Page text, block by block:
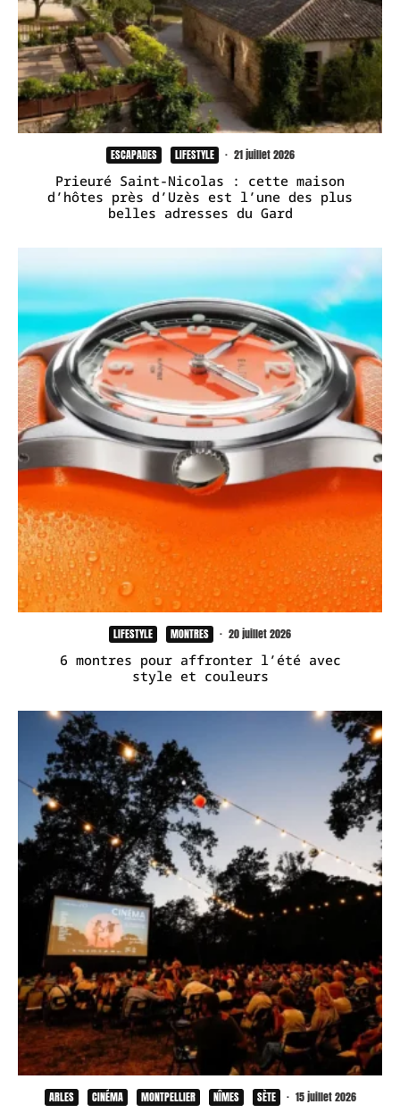
ESCAPADES LIFESTYLE · 21 juillet 2026
Prieuré Saint-Nicolas : cette maison
d’hôtes près d’Uzès est l’une des plus
belles adresses du Gard
LIFESTYLE MONTRES · 20 juillet 2026
6 montres pour affronter l’été avec
style et couleurs
ARLES CINÉMA MONTPELLIER NÎMES SÈTE · 15 juillet 2026